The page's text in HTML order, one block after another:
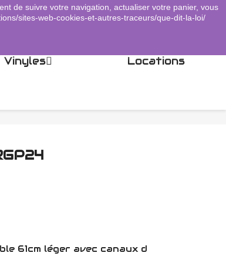
 Connexion shopping_cart Panier (0)
Vinyles Locations
61cm léger avec canaux d
de suivre votre navigation, actualiser votre panier, vous
sites-web-cookies-et-autres-traceurs/que-dit-la-loi/